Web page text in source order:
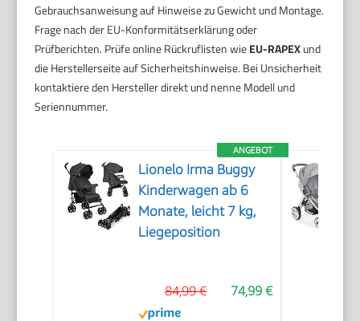
Gebrauchsanweisung auf Hinweise zu Gewicht und Montage.
Frage nach der EU-Konformitätserklärung oder
Prüfberichten. Prüfe online Rückruflisten wieEU-RAPEXund
die Herstellerseite auf Sicherheitshinweise. Bei Unsicherheit
kontaktiere den Hersteller direkt und nenne Modell und
Seriennummer.
ANGEBOT
Lionelo Irma Buggy
Kinderwagen ab 6
Monate, leicht 7 kg,
Liegeposition
74,99 €
84,99 €